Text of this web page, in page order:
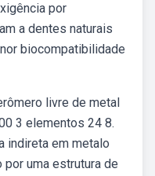
por
a dentes naturais
biocompatibilidade
livre de metal
3 elementos 24 8.
indireta em metalo
uma estrutura de